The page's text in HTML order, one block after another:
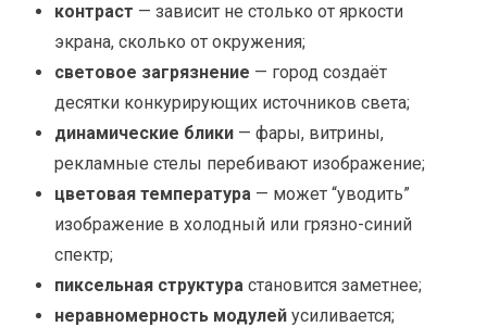
контраст — зависит не столько от яркости
экрана, сколько от окружения;
световое загрязнение — город создаёт
десятки конкурирующих источников света;
динамические блики — фары, витрины,
рекламные стелы перебивают изображение;
цветовая температура — может “уводить”
изображение в холодный или грязно-синий
спектр;
пиксельная структура становится заметнее;
неравномерность модулей усиливается;